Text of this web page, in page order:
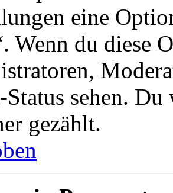
eine
Wenn du diese
sehen.
gezählt.